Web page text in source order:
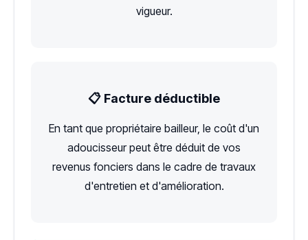
vigueur.
📋 Facture déductible
En tant que propriétaire bailleur, le coût d'un
adoucisseur peut être déduit de vos
revenus fonciers dans le cadre de travaux
d'entretien et d'amélioration.